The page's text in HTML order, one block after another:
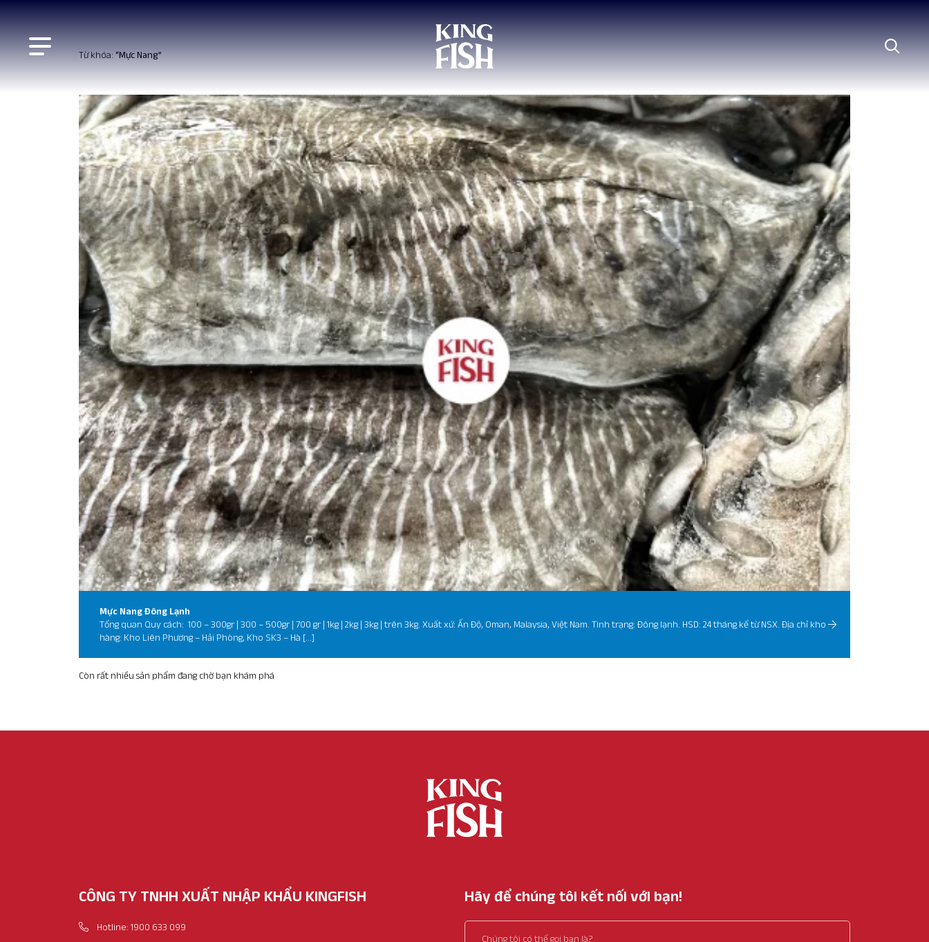
Từ khóa: “Mực Nang”
Mực Nang Đông Lạnh
Tổng quan Quy cách: 100 – 300gr | 300 – 500gr | 700 gr | 1kg | 2kg | 3kg | trên 3kg. Xuất xứ: Ấn Độ, Oman, Malaysia, Việt Nam. Tình trạng: Đông lạnh. HSD: 24 tháng kể từ NSX. Địa chỉ kho
hàng: Kho Liên Phương – Hải Phòng, Kho SK3 – Hà […]
Còn rất nhiều sản phẩm đang chờ bạn khám phá
CÔNG TY TNHH XUẤT NHẬP KHẨU KINGFISH
Hotline: 1900 633 099
Hãy để chúng tôi kết nối với bạn!
Chúng tôi có thể gọi bạn là?